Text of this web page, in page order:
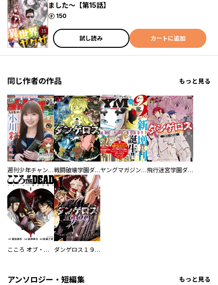
ました～【第15話】
150
ポイント
試し読み カートに追加
同じ作者の作品 もっと見る
週刊少年チャンピオン 戦闘破壊学園ダンゲロス ヤングマガジン サード 飛行迷宮学園ダンゲロス―蠍座の名探偵―
こころ オブ・ザ・デッド ～スーパー漱石大戦～ ダンゲロス１９６９
アンソロジー・短編集 もっと見る